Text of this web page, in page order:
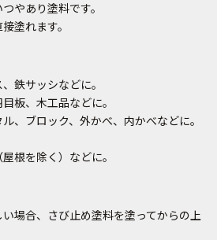
やあり塗料です。
塗れます。
鉄サッシなどに。
板、木工品などに。
、ブロック、外かべ、内かべなどに。
根を除く）などに。
場合、さび止め塗料を塗ってからの上